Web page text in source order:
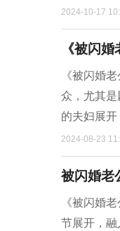
2024-10-17
《被闪
《被闪婚
众，尤其
的夫妇展
2024-08-23
被闪婚老
《被闪婚
节展开，融